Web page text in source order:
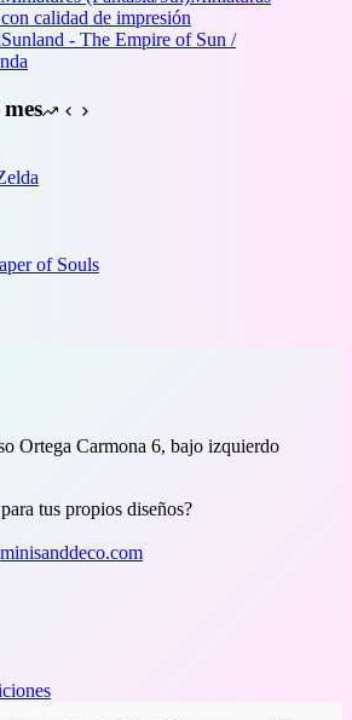
€
€
calidad de impresión
Sunland - The Empire of Sun /
of Souls
Ortega Carmona 6, bajo izquierdo
tus propios diseños?